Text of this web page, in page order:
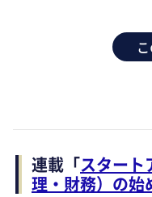
連載「スタート
理・財務）の始